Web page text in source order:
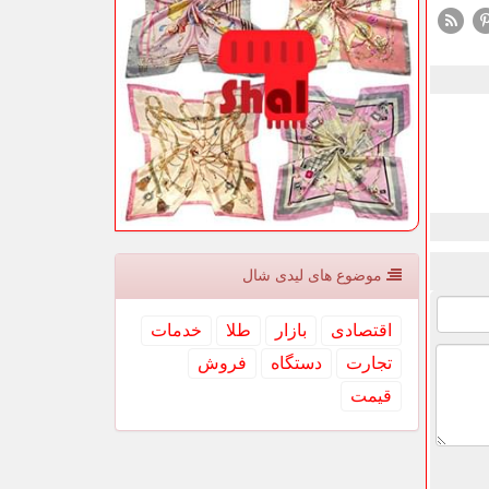
موضوع های لیدی شال
اقتصادی بازار طلا
خدمات
تجارت
دستگاه
فروش
قیمت